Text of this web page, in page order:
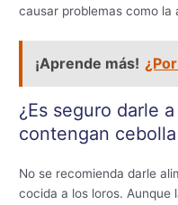
causar problemas como la
¡Aprende más!
¿Es seguro darle
contengan
No se recomienda darle
cocida a los loros. Aunque